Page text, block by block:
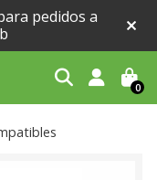
pedidos a
Buscar 0